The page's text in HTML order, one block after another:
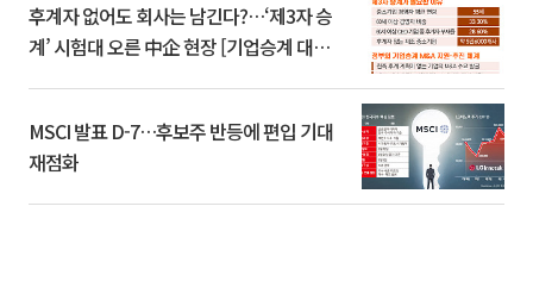
후계자 없어도 회사는 남긴다?…‘제3자 승
계’ 시험대 오른 中企 현장 [기업승계 대전
MSCI 발표 D-7…후보주 반등에 편입 기대
재점화